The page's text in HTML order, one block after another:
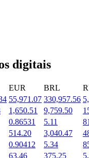
digitais
EUR BRL
55,971.07 330,957.56
1,650.51 9,759.50
0.86531 5.11
514.20 3,040.47
0.90412 5.34
63.46 375.25